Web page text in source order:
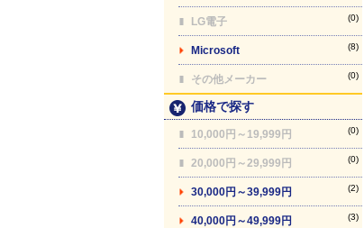
LG電子 (0)
Microsoft (8)
その他メーカー (0)
価格で探す
10,000円～19,999円 (0)
20,000円～29,999円 (0)
30,000円～39,999円 (2)
40,000円～49,999円 (3)
【最